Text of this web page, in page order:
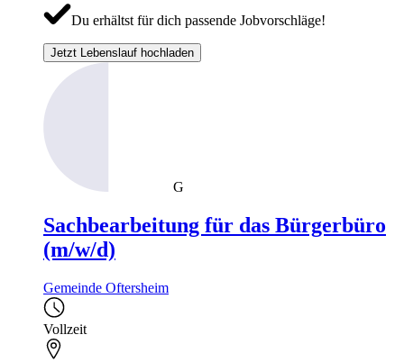
Du erhältst für dich passende Jobvorschläge!
Jetzt Lebenslauf hochladen
G
Sachbearbeitung für das Bürgerbüro
(m/w/d)
Gemeinde Oftersheim
Vollzeit